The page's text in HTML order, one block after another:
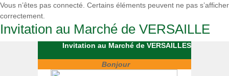
Vous n’êtes pas connecté. Certains éléments peuvent ne pas s’afficher
correctement.
Invitation au Marché de VERSAILLE